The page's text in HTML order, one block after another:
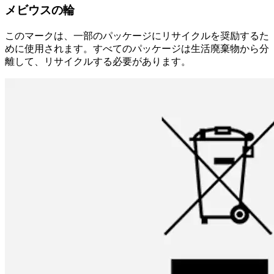
メビウスの輪
このマークは、一部のパッケージにリサイクルを奨励するた
めに使用されます。すべてのパッケージは生活廃棄物から分
離して、リサイクルする必要があります。